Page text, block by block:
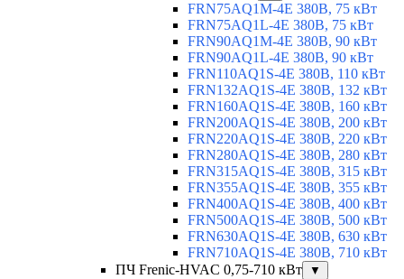
FRN75AQ1M-4E 380В, 75 кВт
FRN75AQ1L-4E 380В, 75 кВт
FRN90AQ1M-4E 380В, 90 кВт
FRN90AQ1L-4E 380В, 90 кВт
FRN110AQ1S-4E 380В, 110 кВт
FRN132AQ1S-4E 380В, 132 кВт
FRN160AQ1S-4E 380В, 160 кВт
FRN200AQ1S-4E 380В, 200 кВт
FRN220AQ1S-4E 380В, 220 кВт
FRN280AQ1S-4E 380В, 280 кВт
FRN315AQ1S-4E 380В, 315 кВт
FRN355AQ1S-4E 380В, 355 кВт
FRN400AQ1S-4E 380В, 400 кВт
FRN500AQ1S-4E 380В, 500 кВт
FRN630AQ1S-4E 380В, 630 кВт
FRN710AQ1S-4E 380В, 710 кВт
ПЧ Frenic-HVAC 0,75-710 кВт
▼